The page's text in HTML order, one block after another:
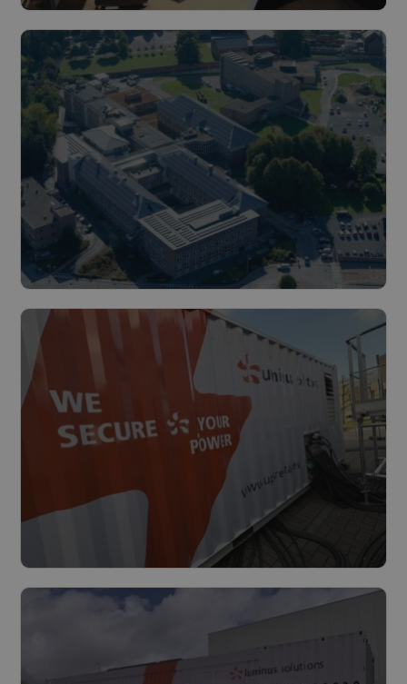
Flexibiliteit als sleutel tot een
duurzame en rendabele
energievoorziening
Lees meer
Luminus Solutions bouwt nieuwe
warmtekrachtkoppeling voor CHR de
la Haute Senne
Lees meer
Duurzaam beschermd tegen
stroomuitval: hernieuwbare brandstof
HVO voor onze mobiele UPS-en
Lees meer